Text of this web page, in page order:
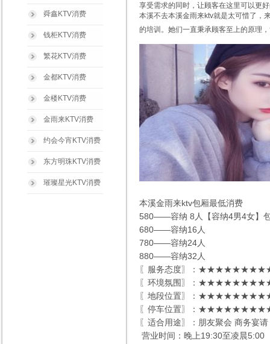
享受需求的同时，让顾客在这里可以更
本溪不去本溪金雨来ktv就是太可惜了，
的培训。她们一直秉承顾客至上的原理
本溪金雨来ktv包厢最低消费
580——容纳 8人【容纳4男4女】
680——容纳16人
780——容纳24人
880——容纳32人
〖服务态度〗：
〖环境氛围〗：
〖地段位置〗：
〖停车位置〗：
〖适合用途〗：朋友聚会 商务宴请
营业时间：晚上19:30至凌晨5:00
舜鑫KTV消费
钱柜KTV消费
繁花KTV消费
金都KTV消费
金楼KTV消费
金雨来KTV消费
约会今宵KTV消费
东方明珠KTV消费
璀璨星光KTV消费